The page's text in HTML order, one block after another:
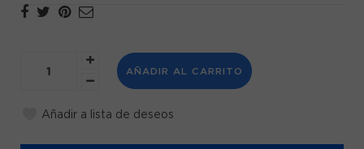
AÑADIR AL CARRITO
Añadir a lista de deseos